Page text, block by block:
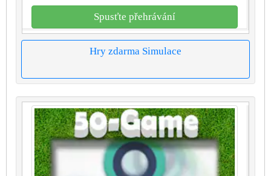
Spusťte přehrávání
Hry zdarma Simulace